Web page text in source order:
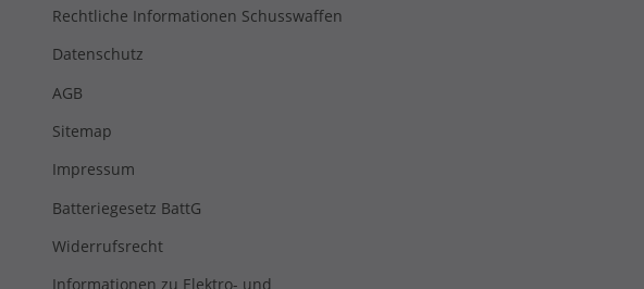
Rechtliche Informationen Schusswaffen
Datenschutz
AGB
Sitemap
Impressum
Batteriegesetz BattG
Widerrufsrecht
Informationen zu Elektro- und